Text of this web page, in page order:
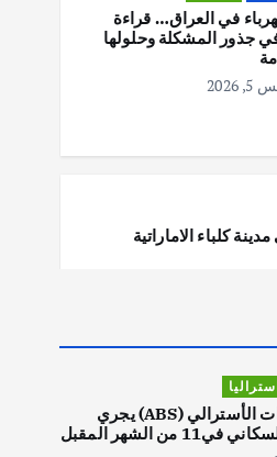
في العراق… قراءة
جذور المشكلة وحلولها
كلباء الاماراتية
جاليات غير مصنف
العراقي عمر الشمري الذي
لأستراليا بلعبة كمال
مكتب الإحصاءات الأسترالي (ABS) يجري
من الشهر المقبل